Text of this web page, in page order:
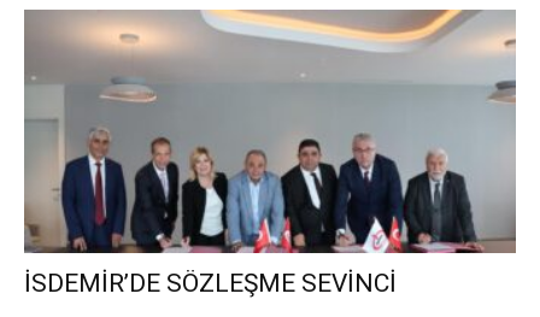
İSDEMİR’DE SÖZLEŞME SEVİNCİ